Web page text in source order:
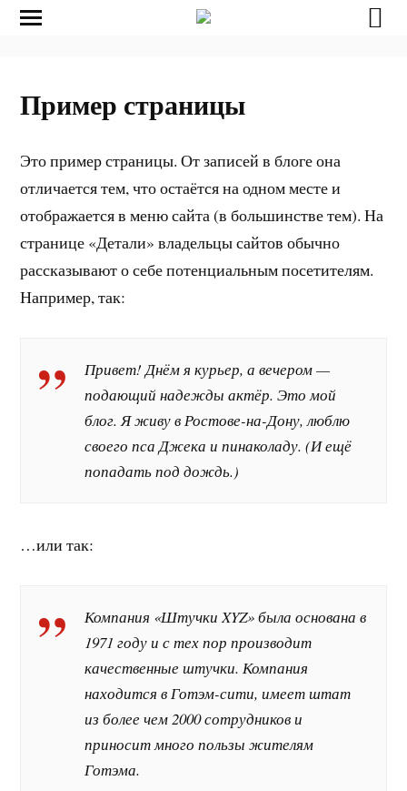
Пример страницы
Это пример страницы. От записей в блоге она
отличается тем, что остаётся на одном месте и
отображается в меню сайта (в большинстве тем). На
странице «Детали» владельцы сайтов обычно
рассказывают о себе потенциальным посетителям.
Например, так:
Привет! Днём я курьер, а вечером —
подающий надежды актёр. Это мой
блог. Я живу в Ростове-на-Дону, люблю
своего пса Джека и пинаколаду. (И ещё
попадать под дождь.)
…или так:
Компания «Штучки XYZ» была основана в
1971 году и с тех пор производит
качественные штучки. Компания
находится в Готэм-сити, имеет штат
из более чем 2000 сотрудников и
приносит много пользы жителям
Готэма.